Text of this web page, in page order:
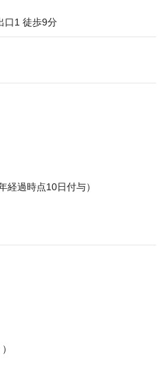
口1 徒歩9分
経過時点10日付与）